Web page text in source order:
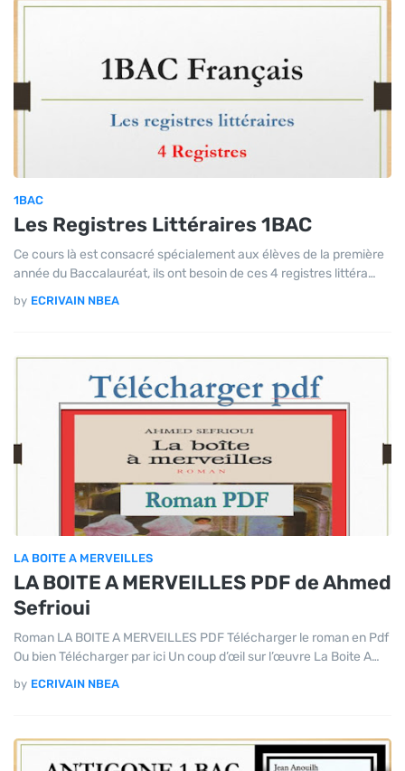
1BAC
Les Registres Littéraires 1BAC
Ce cours là est consacré spécialement aux élèves de la première
année du Baccalauréat, ils ont besoin de ces 4 registres littéra…
by ECRIVAIN NBEA
LA BOITE A MERVEILLES
LA BOITE A MERVEILLES PDF de Ahmed
Sefrioui
Roman LA BOITE A MERVEILLES PDF Télécharger le roman en Pdf
Ou bien Télécharger par ici Un coup d’œil sur l’œuvre La Boite A…
by ECRIVAIN NBEA